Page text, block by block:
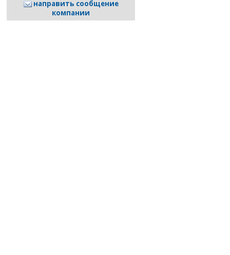
направить сообщение
компании